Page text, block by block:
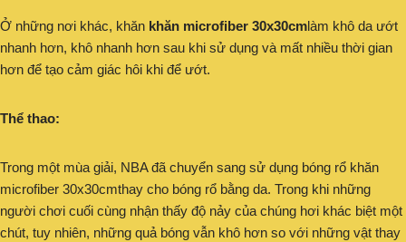
Ở những nơi khác, khăn khăn microfiber 30x30cmlàm khô da ướt
nhanh hơn, khô nhanh hơn sau khi sử dụng và mất nhiều thời gian
hơn để tạo cảm giác hôi khi để ướt.
Thể thao:
Trong một mùa giải, NBA đã chuyển sang sử dụng bóng rổ khăn
microfiber 30x30cmthay cho bóng rổ bằng da. Trong khi những
người chơi cuối cùng nhận thấy độ nảy của chúng hơi khác biệt một
chút, tuy nhiên, những quả bóng vẫn khô hơn so với những vật thay